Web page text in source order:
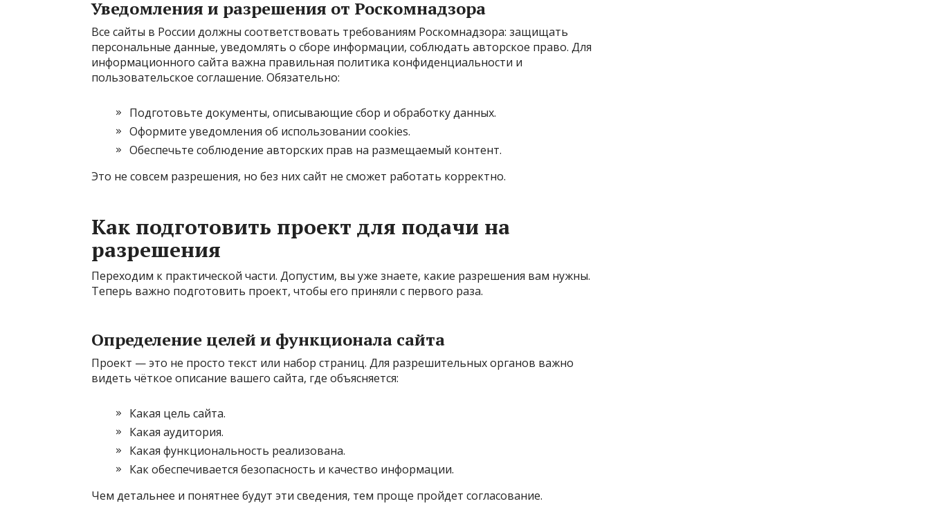
Уведомления и разрешения от Роскомнадзора
Все сайты в России должны соответствовать требованиям Роскомнадзора: защищать
персональные данные, уведомлять о сборе информации, соблюдать авторское право. Для
информационного сайта важна правильная политика конфиденциальности и
пользовательское соглашение. Обязательно:
Подготовьте документы, описывающие сбор и обработку данных.
Оформите уведомления об использовании cookies.
Обеспечьте соблюдение авторских прав на размещаемый контент.
Это не совсем разрешения, но без них сайт не сможет работать корректно.
Как подготовить проект для подачи на
разрешения
Переходим к практической части. Допустим, вы уже знаете, какие разрешения вам нужны.
Теперь важно подготовить проект, чтобы его приняли с первого раза.
Определение целей и функционала сайта
Проект — это не просто текст или набор страниц. Для разрешительных органов важно
видеть чёткое описание вашего сайта, где объясняется:
Какая цель сайта.
Какая аудитория.
Какая функциональность реализована.
Как обеспечивается безопасность и качество информации.
Чем детальнее и понятнее будут эти сведения, тем проще пройдет согласование.